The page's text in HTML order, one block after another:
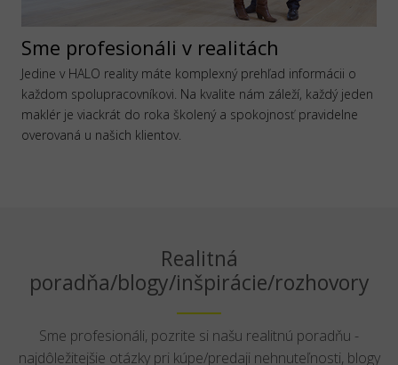
Sme profesionáli v realitách
Jedine v HALO reality máte komplexný prehľad informácii o
každom spolupracovníkovi. Na kvalite nám záleží, každý jeden
maklér je viackrát do roka školený a spokojnosť pravidelne
overovaná u našich klientov.
Realitná
poradňa/blogy/inšpirácie/rozhovory
Sme profesionáli, pozrite si našu realitnú poradňu -
najdôležitejšie otázky pri kúpe/predaji nehnuteľnosti, blogy